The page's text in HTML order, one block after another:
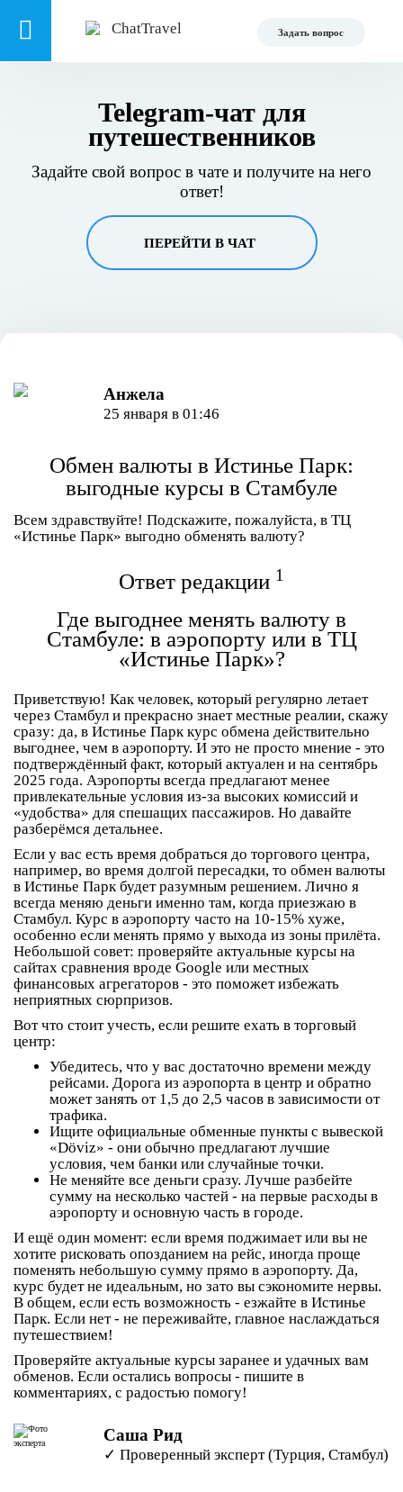
Задать вопрос
Telegram-чат для
путешественников
Задайте свой вопрос в чате и получите на него
ответ!
ПЕРЕЙТИ В ЧАТ
Анжела
25 января в 01:46
Обмен валюты в Истинье Парк:
выгодные курсы в Стамбуле
Всем здравствуйте! Подскажите, пожалуйста, в ТЦ
«Истинье Парк» выгодно обменять валюту?
Ответ редакции 1
Где выгоднее менять валюту в
Стамбуле: в аэропорту или в ТЦ
«Истинье Парк»?
Приветствую! Как человек, который регулярно летает
через Стамбул и прекрасно знает местные реалии, скажу
сразу: да, в Истинье Парккурс обмена действительно
выгоднее, чем в аэропорту. И это не просто мнение - это
подтверждённый факт, который актуален и на сентябрь
2025 года. Аэропорты всегда предлагают менее
привлекательные условия из-за высоких комиссий и
«удобства» для спешащих пассажиров. Но давайте
разберёмся детальнее.
Если у вас есть время добраться до торгового центра,
например, во время долгой пересадки, то обмен валюты
в Истинье Паркбудет разумным решением. Лично я
всегда меняю деньги именно там, когда приезжаю в
Стамбул. Курс в аэропорту часто на 10-15% хуже,
особенно если менять прямо у выхода из зоны прилёта.
Небольшой совет: проверяйте актуальные курсы на
сайтах сравнения вроде Google или местных
финансовых агрегаторов - это поможет избежать
неприятных сюрпризов.
Вот что стоит учесть, если решите ехать в торговый
центр:
Убедитесь, что у вас достаточно времени между
рейсами. Дорога из аэропорта в центр и обратно
может занять от 1,5 до 2,5 часов в зависимости от
трафика.
Ищите официальные обменные пункты с вывеской
«Döviz» - они обычно предлагают лучшие
условия, чем банки или случайные точки.
Не меняйте все деньги сразу. Лучше разбейте
сумму на несколько частей - на первые расходы в
аэропорту и основную часть в городе.
И ещё один момент: если время поджимает или вы не
хотите рисковать опозданием на рейс, иногда проще
поменять небольшую сумму прямо в аэропорту. Да,
курс будет не идеальным, но зато вы сэкономите нервы.
В общем, если есть возможность - езжайте в Истинье
Парк. Если нет - не переживайте, главное наслаждаться
путешествием!
Проверяйте актуальные курсы заранее и удачных вам
обменов. Если остались вопросы - пишите в
комментариях, с радостью помогу!
Саша Рид
✓ Проверенный эксперт (Турция, Стамбул)